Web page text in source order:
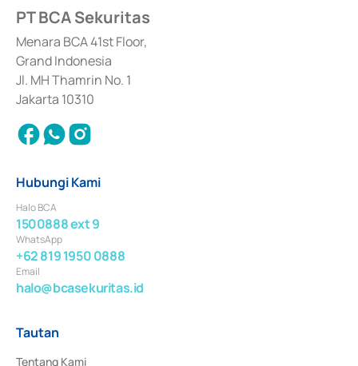
Sertifikat Deposito di Pasar Uang yang izinnya diterbitkan pada tahun 2017
dan izin usaha lainnya dari Bank Indonesia sebagai Lembaga Pendukung
Penerbitan, Transaksi, serta Penatausahaan dan Penyelesaian Transaksi
Surat Berharga Komersial yang izinnya diterbitkan pada tahun 2018.
PT BCA Sekuritas
Menara BCA 41st Floor,
Grand Indonesia
Jl. MH Thamrin No. 1
Jakarta 10310
Hubungi Kami
Halo BCA
1500888 ext 9
WhatsApp
+62 819 1950 0888
Email
halo@bcasekuritas.id
Tautan
Tentang Kami